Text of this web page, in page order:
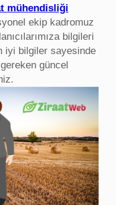
mühendisliği
ekip kadromuz
bilgileri
iyi bilgiler sayesinde
güncel